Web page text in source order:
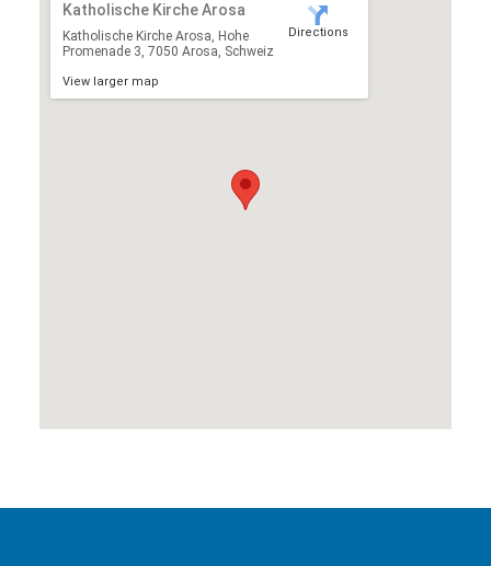
Katholische Kirche Arosa
Katholische Kirche Arosa, Hohe
Promenade 3, 7050 Arosa, Schweiz
View larger map
Directions